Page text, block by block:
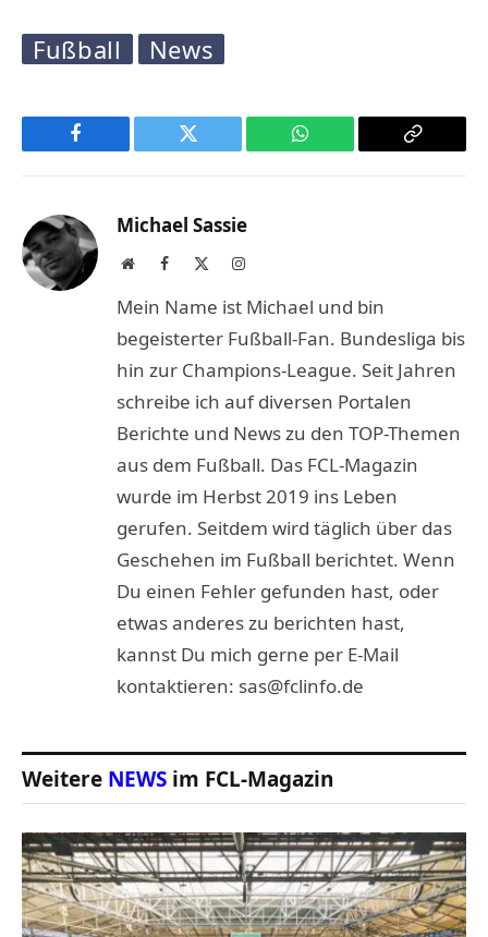
Fußball News
Facebook Twitter WhatsApp
Copy
Michael Sassie
WebsiteFacebook Instagram
Mein Name ist Michael und bin
begeisterter Fußball-Fan. Bundesliga bis
hin zur Champions-League. Seit Jahren
schreibe ich auf diversen Portalen
Berichte und News zu den TOP-Themen
aus dem Fußball. Das FCL-Magazin
wurde im Herbst 2019 ins Leben
gerufen. Seitdem wird täglich über das
Geschehen im Fußball berichtet. Wenn
Du einen Fehler gefunden hast, oder
etwas anderes zu berichten hast,
kannst Du mich gerne per E-Mail
kontaktieren: sas@fclinfo.de
Weitere NEWS im FCL-Magazin